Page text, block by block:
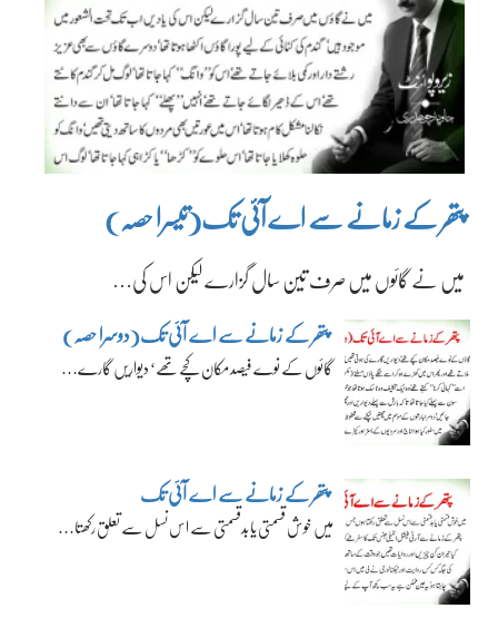
پتھر کے زمانے سے اے آئی تک(تیسرا حصہ)
میں نے گائوں میں صرف تین سال گزارے لیکن اس کی…
پتھر کے زمانے سے اے آئی تک(دوسرا حصہ)
گائوں کے نوے فیصد مکان کچے تھے‘ دیواریں گارے…
پتھر کے زمانے سے اے آئی تک
میں خوش قسمتی یا بدقسمتی سے اس نسل سے تعلق رکھتا…